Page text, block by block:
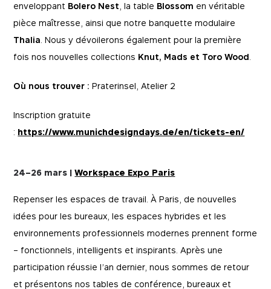
enveloppant Bolero Nest , la table Blossom en véritable
pièce maîtresse, ainsi que notre banquette modulaire
Thalia . Nous y dévoilerons également pour la première
fois nos nouvelles collections Knut, Mads et Toro Wood
Où nous trouver : Praterinsel, Atelier 2
Inscription gratuite
: https://www.munichdesigndays.de/en/tickets-en/
24–26 mars |Workspace Expo Paris
Repenser les espaces de travail. À Paris, de nouvelles
idées pour les bureaux, les espaces hybrides et les
environnements professionnels modernes prennent forme
– fonctionnels, intelligents et inspirants. Après une
participation réussie l’an dernier, nous sommes de retour
et présentons nos tables de conférence, bureaux et